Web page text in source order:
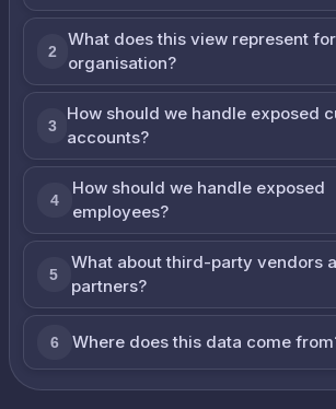
2
What does this view represent
organisation?
3
How should we handle exposed
accounts?
4
How should we handle exposed
employees?
5
What about third-party vendors
partners?
6 Where does this data come